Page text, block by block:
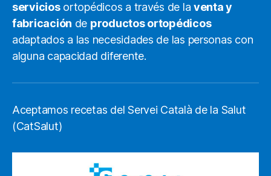
serviciosortopédicos a través de laventa y
fabricación de productos ortopédicos
adaptados a las necesidades de las personas con
alguna capacidad diferente.
Aceptamos recetas del Servei Català de la Salut
(CatSalut)